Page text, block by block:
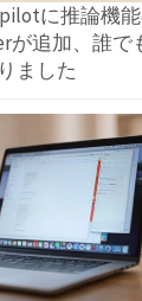
に推論機
が追加、誰で
ました